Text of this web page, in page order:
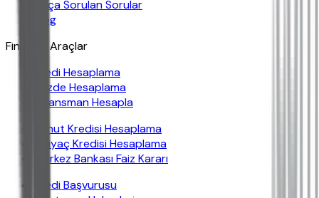
Sıkça Sorulan Sorular
Blog
Finansal Araçlar
Kredi Hesaplama
Yüzde Hesaplama
Finansman Hesapla
Konut Kredisi Hesaplama
İhtiyaç Kredisi Hesaplama
Merkez Bankası Faiz Kararı
Kredi Başvurusu